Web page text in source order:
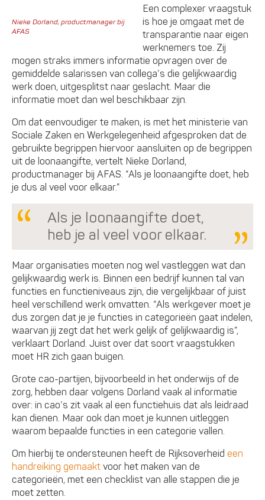
Nieke Dorland, productmanager bij
AFAS
Een complexer vraagstuk
is hoe je omgaat met de
transparantie naar eigen
werknemers toe. Zij
mogen straks immers informatie opvragen over de
gemiddelde salarissen van collega’s die gelijkwaardig
werk doen, uitgesplitst naar geslacht. Maar die
informatie moet dan wel beschikbaar zijn.
Om dat eenvoudiger te maken, is met het ministerie van
Sociale Zaken en Werkgelegenheid afgesproken dat de
gebruikte begrippen hiervoor aansluiten op de begrippen
uit de loonaangifte, vertelt Nieke Dorland,
productmanager bij AFAS. “Als je loonaangifte doet, heb
je dus al veel voor elkaar.”
Als je loonaangifte doet,
heb je al veel voor elkaar.
Maar organisaties moeten nog wel vastleggen wat dan
gelijkwaardig werk is. Binnen een bedrijf kunnen tal van
functies en functieniveaus zijn, die vergelijkbaar of juist
heel verschillend werk omvatten. “Als werkgever moet je
dus zorgen dat je je functies in categorieën gaat indelen,
waarvan jij zegt dat het werk gelijk of gelijkwaardig is”,
verklaart Dorland. Juist over dat soort vraagstukken
moet HR zich gaan buigen.
Grote cao-partijen, bijvoorbeeld in het onderwijs of de
zorg, hebben daar volgens Dorland vaak al informatie
over: in cao’s zit vaak al een functiehuis dat als leidraad
kan dienen. Maar ook dan moet je kunnen uitleggen
waarom bepaalde functies in een categorie vallen.
Om hierbij te ondersteunen heeft de Rijksoverheideen
handreiking gemaakt voor het maken van de
categorieën, met een checklist van alle stappen die je
moet zetten.